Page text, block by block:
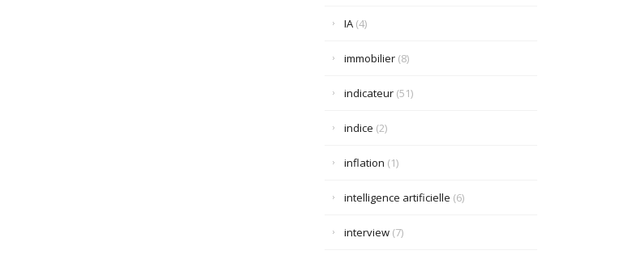
IA(4)
immobilier(8)
indicateur(51)
indice (2)
inflation (1)
intelligence artificielle (6)
interview(7)